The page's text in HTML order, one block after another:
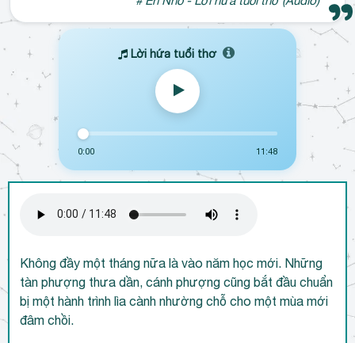
Lời hứa tuổi thơ
0:00 11:48
Không đầy một tháng nữa là vào năm học mới. Những
tàn phượng thưa dần, cánh phượng cũng bắt đầu chuẩn
bị một hành trình lìa cành nhường chỗ cho một mùa mới
đâm chồi.